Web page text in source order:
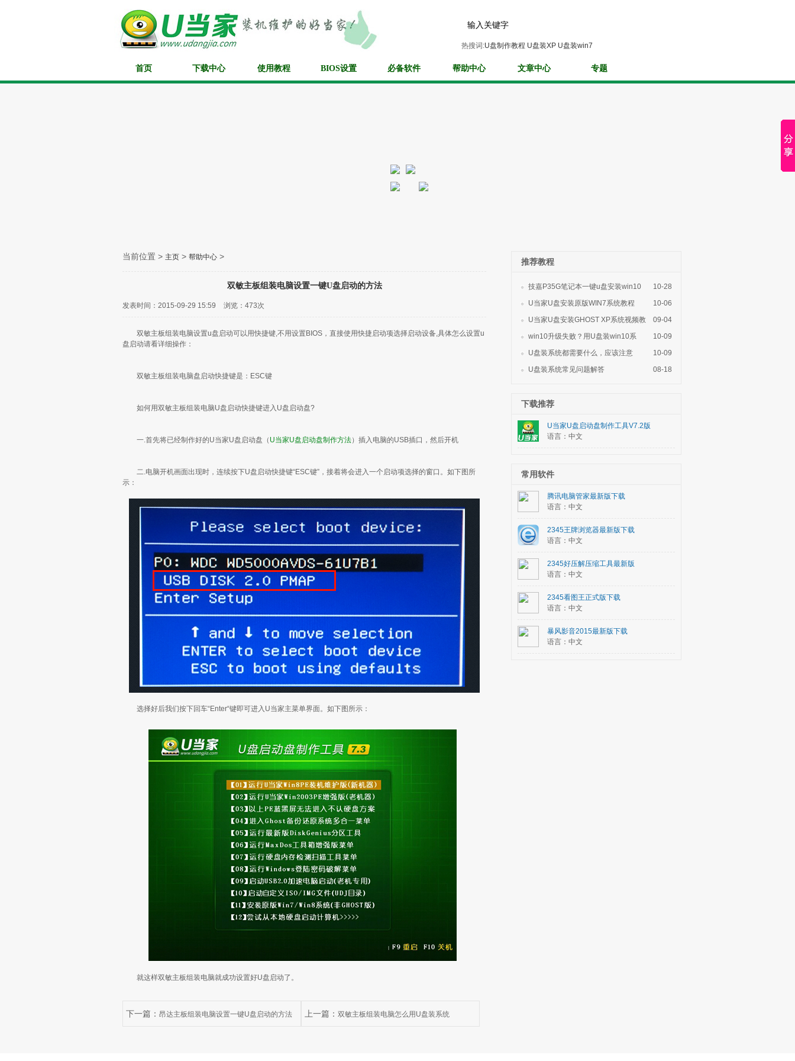
热搜词:U盘制作教程 U盘装XP U盘装win7
首页 下载中心 使用教程 BIOS设置 必备软件 帮助中心 文章中心 专题
当前位置 > 主页 > 帮助中心 >
双敏主板组装电脑设置一键U盘启动的方法
发表时间：2015-09-29 15:59 浏览： 473次
双敏主板组装电脑设置u盘启动可以用快捷键,不用设置BIOS，直接使用快捷启动项选择启动设备,具体怎么设置u
盘启动请看详细操作：
双敏主板组装电脑盘启动快捷键是：ESC键
如何用双敏主板组装电脑U盘启动快捷键进入U盘启动盘?
一.首先将已经制作好的U当家U盘启动盘（ U当家U盘启动盘制作方法）插入电脑的USB插口，然后开机
二.电脑开机画面出现时，连续按下U盘启动快捷键“ESC键”，接着将会进入一个启动项选择的窗口。如下图所
示：
选择好后我们按下回车“Enter“键即可进入U当家主菜单界面。如下图所示：
就这样双敏主板组装电脑就成功设置好U盘启动了。
下一篇： 昂达主板组装电脑设置一键U盘启动的方法 上一篇： 双敏主板组装电脑怎么用U盘装系统
推荐教程
技嘉P35G笔记本一键u盘安装win10
系
10-28
U当家U盘安装原版WIN7系统教程
10-06
U当家U盘安装GHOST XP系统视频教
程
09-04
win10升级失败？用U盘装win10系
统，
10-09
U盘装系统都需要什么，应该注意
10-09
U盘装系统常见问题解答
08-18
下载推荐
U当家U盘启动盘制作工具V7.2版
语言：中文
常用软件
腾讯电脑管家最新版下载
语言：中文
2345王牌浏览器最新版下载
语言：中文
2345好压解压缩工具最新版
语言：中文
2345看图王正式版下载
语言：中文
暴风影音2015最新版下载
语言：中文